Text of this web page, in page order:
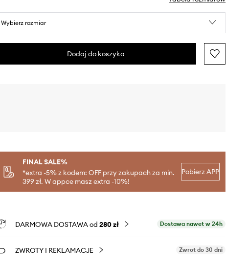
Wybierz rozmiar
Dodaj do koszyka
FINAL SALE%
*extra -5% z kodem: OFF przy zakupach za min.
399 zł. W appce masz extra -10%!
Pobierz APP
DARMOWA DOSTAWA od 280 zł Dostawa nawet w 24h
ZWROTY I REKLAMACJE Zwrot do 30 dni